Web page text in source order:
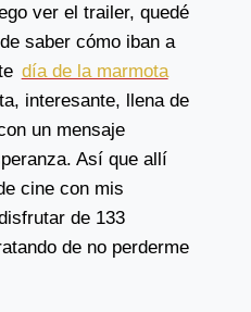
ver el trailer, quedé
saber cómo iban a
día de la marmota
interesante, llena de
un mensaje
Así que allí
cine con mis
de 133
de no perderme